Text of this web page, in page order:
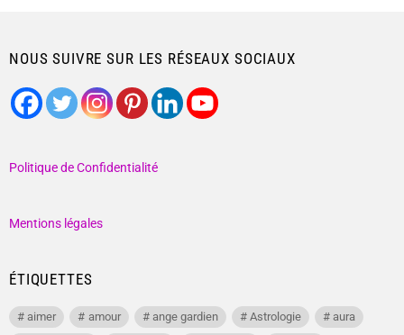
NOUS SUIVRE SUR LES RÉSEAUX SOCIAUX
Politique de Confidentialité
Mentions légales
ÉTIQUETTES
aimer amour ange gardien Astrologie
aura